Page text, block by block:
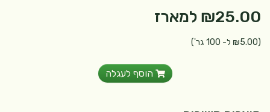
₪25.00 למארז
(₪5.00 ל- 100 גר')
הוסף לעגלה